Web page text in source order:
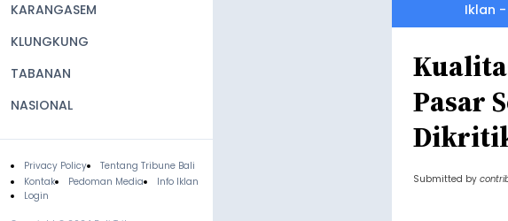
KARANGASEM
KLUNGKUNG
TABANAN
NASIONAL
Footer
Privacy Policy
Tentang Tribune Bali
Kontak
Pedoman Media
Info Iklan
Login
Iklan
Pasar
Submitted by